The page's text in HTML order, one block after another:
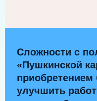
Сложности с
«Пушкинской
приобретением
улучшить